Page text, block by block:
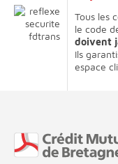
Tous les
le code
doivent
Ils
espace
Fin de page